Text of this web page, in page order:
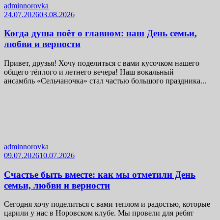
adminnorovka
24.07.202603.08.2026
Когда душа поёт о главном: наш День семьи,
любви и верности
Привет, друзья! Хочу поделиться с вами кусочком нашего
общего тёплого и летнего вечера! Наш вокальный
ансамбль «Сельчаночка» стал частью большого праздника...
adminnorovka
09.07.202610.07.2026
Счастье быть вместе: как мы отметили День
семьи, любви и верности
Сегодня хочу поделиться с вами теплом и радостью, которые
царили у нас в Норовском клубе. Мы провели для ребят